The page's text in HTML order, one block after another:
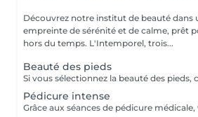
Découvrez notre institut de beauté dans
empreinte de sérénité et de calme, prêt
hors du temps. L'Intemporel, trois...
Beauté des pieds
Pédicure intense